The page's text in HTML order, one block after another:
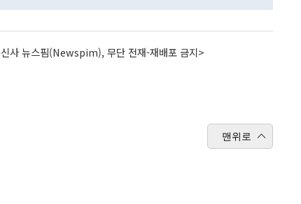
사 뉴스핌(Newspim), 무단 전재-재배포 금지>
맨위로